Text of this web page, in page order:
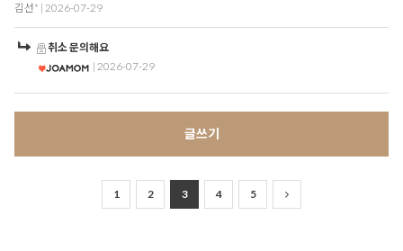
김선* | 2026-07-29
취소 문의해요
| 2026-07-29
글쓰기
1 2 3 4 5